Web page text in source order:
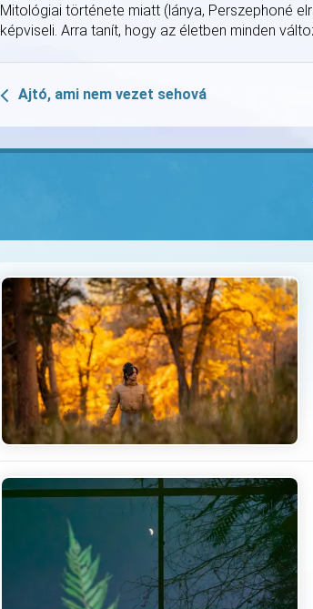
Mitológiai története miatt (lánya, Perszephoné
képviseli. Arra tanít, hogy az életben minden
Ajtó, ami nem vezet sehová